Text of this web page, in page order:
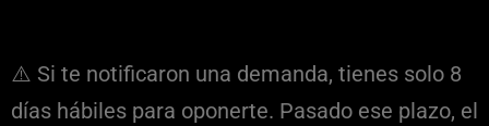
⚠️ Si te notificaron una demanda, tienes solo 8
días hábiles para oponerte. Pasado ese plazo, el